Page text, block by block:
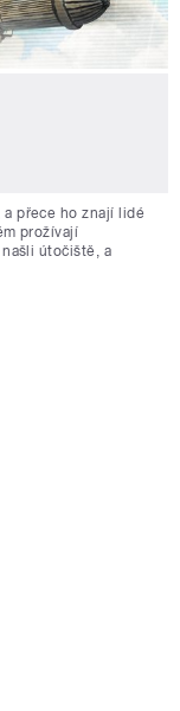
přece ho znají lidé
prožívají
útočiště, a